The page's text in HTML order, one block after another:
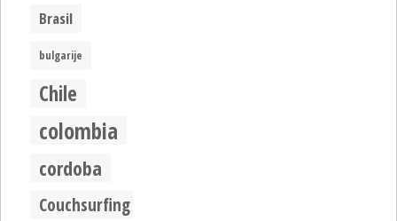
Brasil
bulgarije
Chile
colombia
cordoba
Couchsurfing